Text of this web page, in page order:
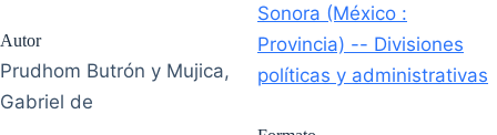
Autor
Prudhom Butrón y Mujica,
Gabriel de
Sonora (México :
Provincia) -- Divisiones
políticas y administrativas